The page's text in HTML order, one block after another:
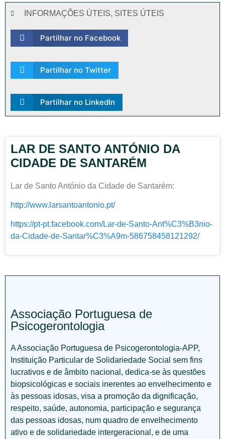
INFORMAÇÕES ÚTEIS, SITES ÚTEIS
Partilhar no Facebook
Partilhar no Twitter
Partilhar no LinkedIn
LAR DE SANTO ANTÓNIO DA
CIDADE DE SANTARÉM
Lar de Santo António da Cidade de Santarém:
http://www.larsantoantonio.pt/
https://pt-pt.facebook.com/Lar-de-Santo-Ant%C3%B3nio-
da-Cidade-de-Santar%C3%A9m-586758458121292/
Associação Portuguesa de
Psicogerontologia
A Associação Portuguesa de Psicogerontologia-APP,
Instituição Particular de Solidariedade Social sem fins
lucrativos e de âmbito nacional, dedica-se às questões
biopsicológicas e sociais inerentes ao envelhecimento e
às pessoas idosas, visa a promoção da dignificação,
respeito, saúde, autonomia, participação e segurança
das pessoas idosas, num quadro de envelhecimento
ativo e de solidariedade intergeracional, e de uma